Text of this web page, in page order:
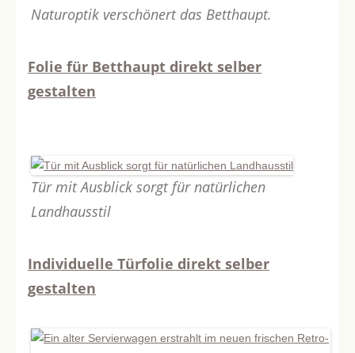
Naturoptik verschönert das Betthaupt.
Folie für Betthaupt direkt selber
gestalten
Tür mit Ausblick sorgt für natürlichen
Landhausstil
Individuelle Türfolie direkt selber
gestalten